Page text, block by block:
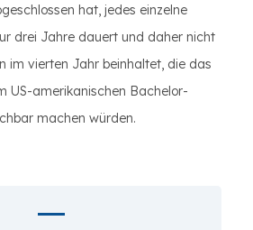
hat, jedes einzelne
drei Jahre dauert und daher nicht
im vierten Jahr beinhaltet, die das
US-amerikanischen Bachelor-
machen würden.